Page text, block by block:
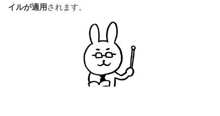
イルが適用されます。